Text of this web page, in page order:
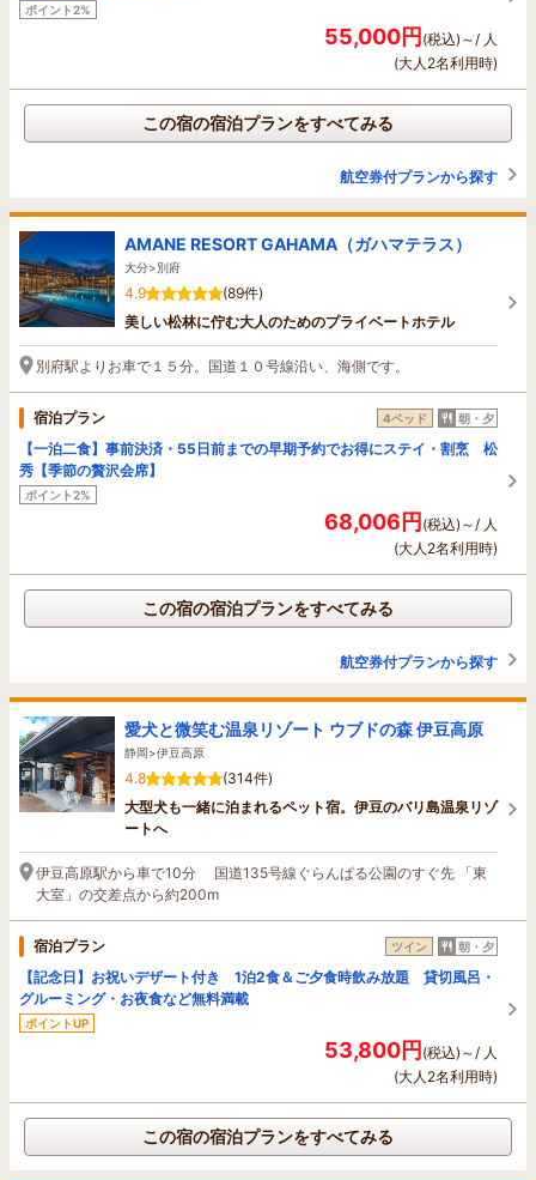
ポイント2%
55,000円(税込)～/ 人
(大人2名利用時)
この宿の宿泊プランをすべてみる
航空券付プランから探す
AMANE RESORT GAHAMA（ガハマテラス）
大分>別府
4.9
(89件)
美しい松林に佇む大人のためのプライベートホテル
別府駅よりお車で１５分。国道１０号線沿い、海側です。
宿泊プラン 4ベッド 朝・夕
【一泊二食】事前決済・55日前までの早期予約でお得にステイ・割烹 松
秀【季節の贅沢会席】
ポイント2%
68,006円(税込)～/ 人
(大人2名利用時)
この宿の宿泊プランをすべてみる
航空券付プランから探す
愛犬と微笑む温泉リゾート ウブドの森 伊豆高原
静岡>伊豆高原
4.8
(314件)
大型犬も一緒に泊まれるペット宿。伊豆のバリ島温泉リゾ
ートへ
伊豆高原駅から車で10分 国道135号線ぐらんぱる公園のすぐ先 「東
大室」の交差点から約200m
宿泊プラン ツイン 朝・夕
【記念日】お祝いデザート付き 1泊2食＆ご夕食時飲み放題 貸切風呂・
グルーミング・お夜食など無料満載
ポイントUP
53,800円(税込)～/ 人
(大人2名利用時)
この宿の宿泊プランをすべてみる